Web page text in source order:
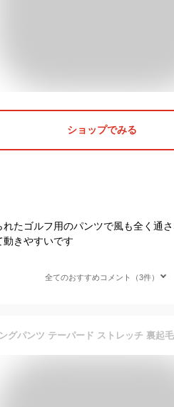
ショップでみる
たゴルフ用のパンツで風も全く通
動きやすいです
全てのおすすめコメント（3件）